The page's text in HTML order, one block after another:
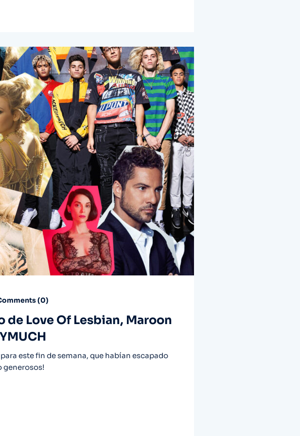
(0)
de Love Of Lesbian, Maroon
este fin de semana, que habían escapado
generosos!